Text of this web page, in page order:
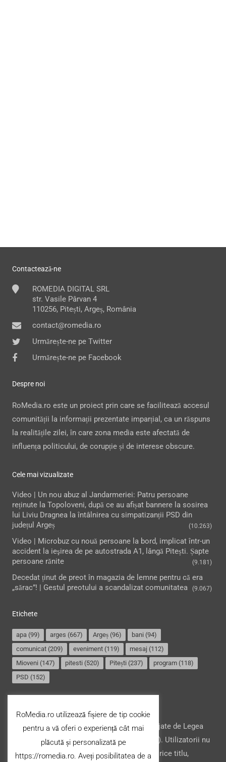
Contactează-ne
ROMEDIA DIGITAL SRL
str. Vasile Pârvan 4
110256, Pitești, Argeș, România
contact@romedia.ro
Urmărește-ne pe Twitter
Urmărește-ne pe Facebook
Despre noi
RoMedia.ro este un proiect prin care se facilitează accesul
comunității la informații prezentate imparțial, ca un răspuns
la realitățile zilei, în care zona media este afectată de
influența politicului, de corupție și de interese obscure.
Cele mai vizualizate
Video | Un nou abuz al Jandarmeriei: Patru persoane
reținute la Topoloveni, după ce au afișat bannere la sosirea
lui Liviu Dragnea la întâlnirea cu simpatizanții PSD din
județul Argeș
(10.263)
Video | Microbuz cu nouă persoane la bord, implicat într-un
accident la ieşirea de pe autostrada A1, lângă Pitești. Șapte
persoane rănite
(9.181)
Decedat ținut de preot în magazia de lemne pentru că era
„sărac”! | Gestul preotului a scandalizat comunitatea
(9.067)
Etichete
apa (99) arges (667) Argeș (96) bani (94)
comunicat (209) eveniment (119) mesaj (112)
Mioveni (147) pitesti (520) Pitești (237) program (118)
PSD (152)
Website-ul şi conţinutul acestuia, sunt protejate de Legea
drepturilor de autor din România (nr. 8/1996). Utilizatorii nu
pot copia, stoca, modifica ori transfera cu orice titlu,
RoMedia.ro utilizează fișiere de tip cookie
pentru a vă oferi o experiență cât mai
plăcută și personalizată pe
https://romedia.ro. Aveți posibilitatea de a